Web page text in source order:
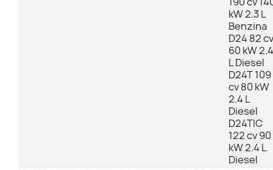
kW 2.3 L
Benzina
D24 82 cv
60 kW 2.4
L Diesel
D24T 109
cv 80 kW
2.4 L
Diesel
D24TIC
122 cv 90
kW 2.4 L
Diesel